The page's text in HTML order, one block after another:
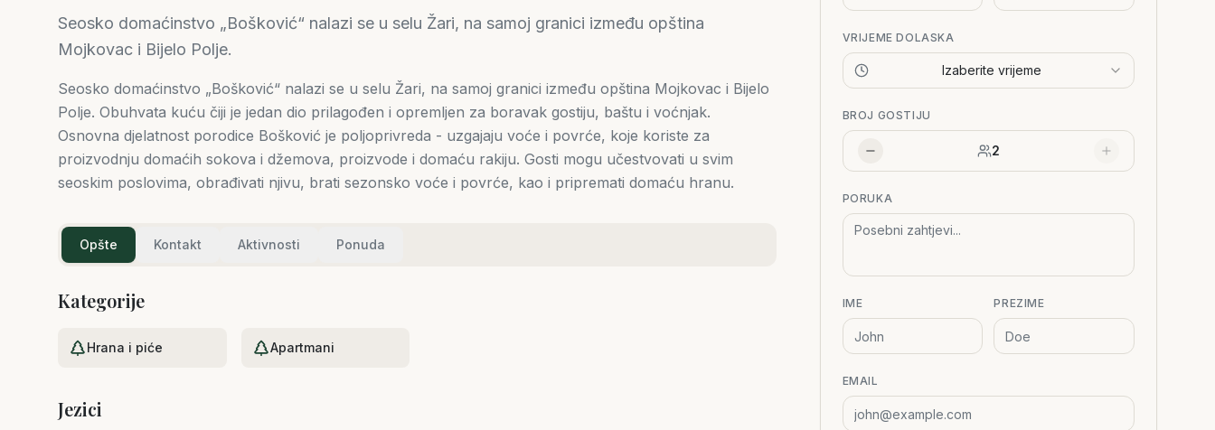
Seosko domaćinstvo „Bošković“ nalazi se u selu Žari, na samoj granici između opština
Mojkovac i Bijelo Polje.
Seosko domaćinstvo „Bošković“ nalazi se u selu Žari, na samoj granici između opština Mojkovac i Bijelo
Polje. Obuhvata kuću čiji je jedan dio prilagođen i opremljen za boravak gostiju, baštu i voćnjak.
Osnovna djelatnost porodice Bošković je poljoprivreda - uzgajaju voće i povrće, koje koriste za
proizvodnju domaćih sokova i džemova, proizvode i domaću rakiju. Gosti mogu učestvovati u svim
seoskim poslovima, obrađivati njivu, brati sezonsko voće i povrće, kao i pripremati domaću hranu.
Opšte Kontakt Aktivnosti Ponuda
Kategorije
Hrana i piće Apartmani
Jezici
VRIJEME DOLASKA
Izaberite vrijeme
BROJ GOSTIJU
2
PORUKA
IME PREZIME
EMAIL